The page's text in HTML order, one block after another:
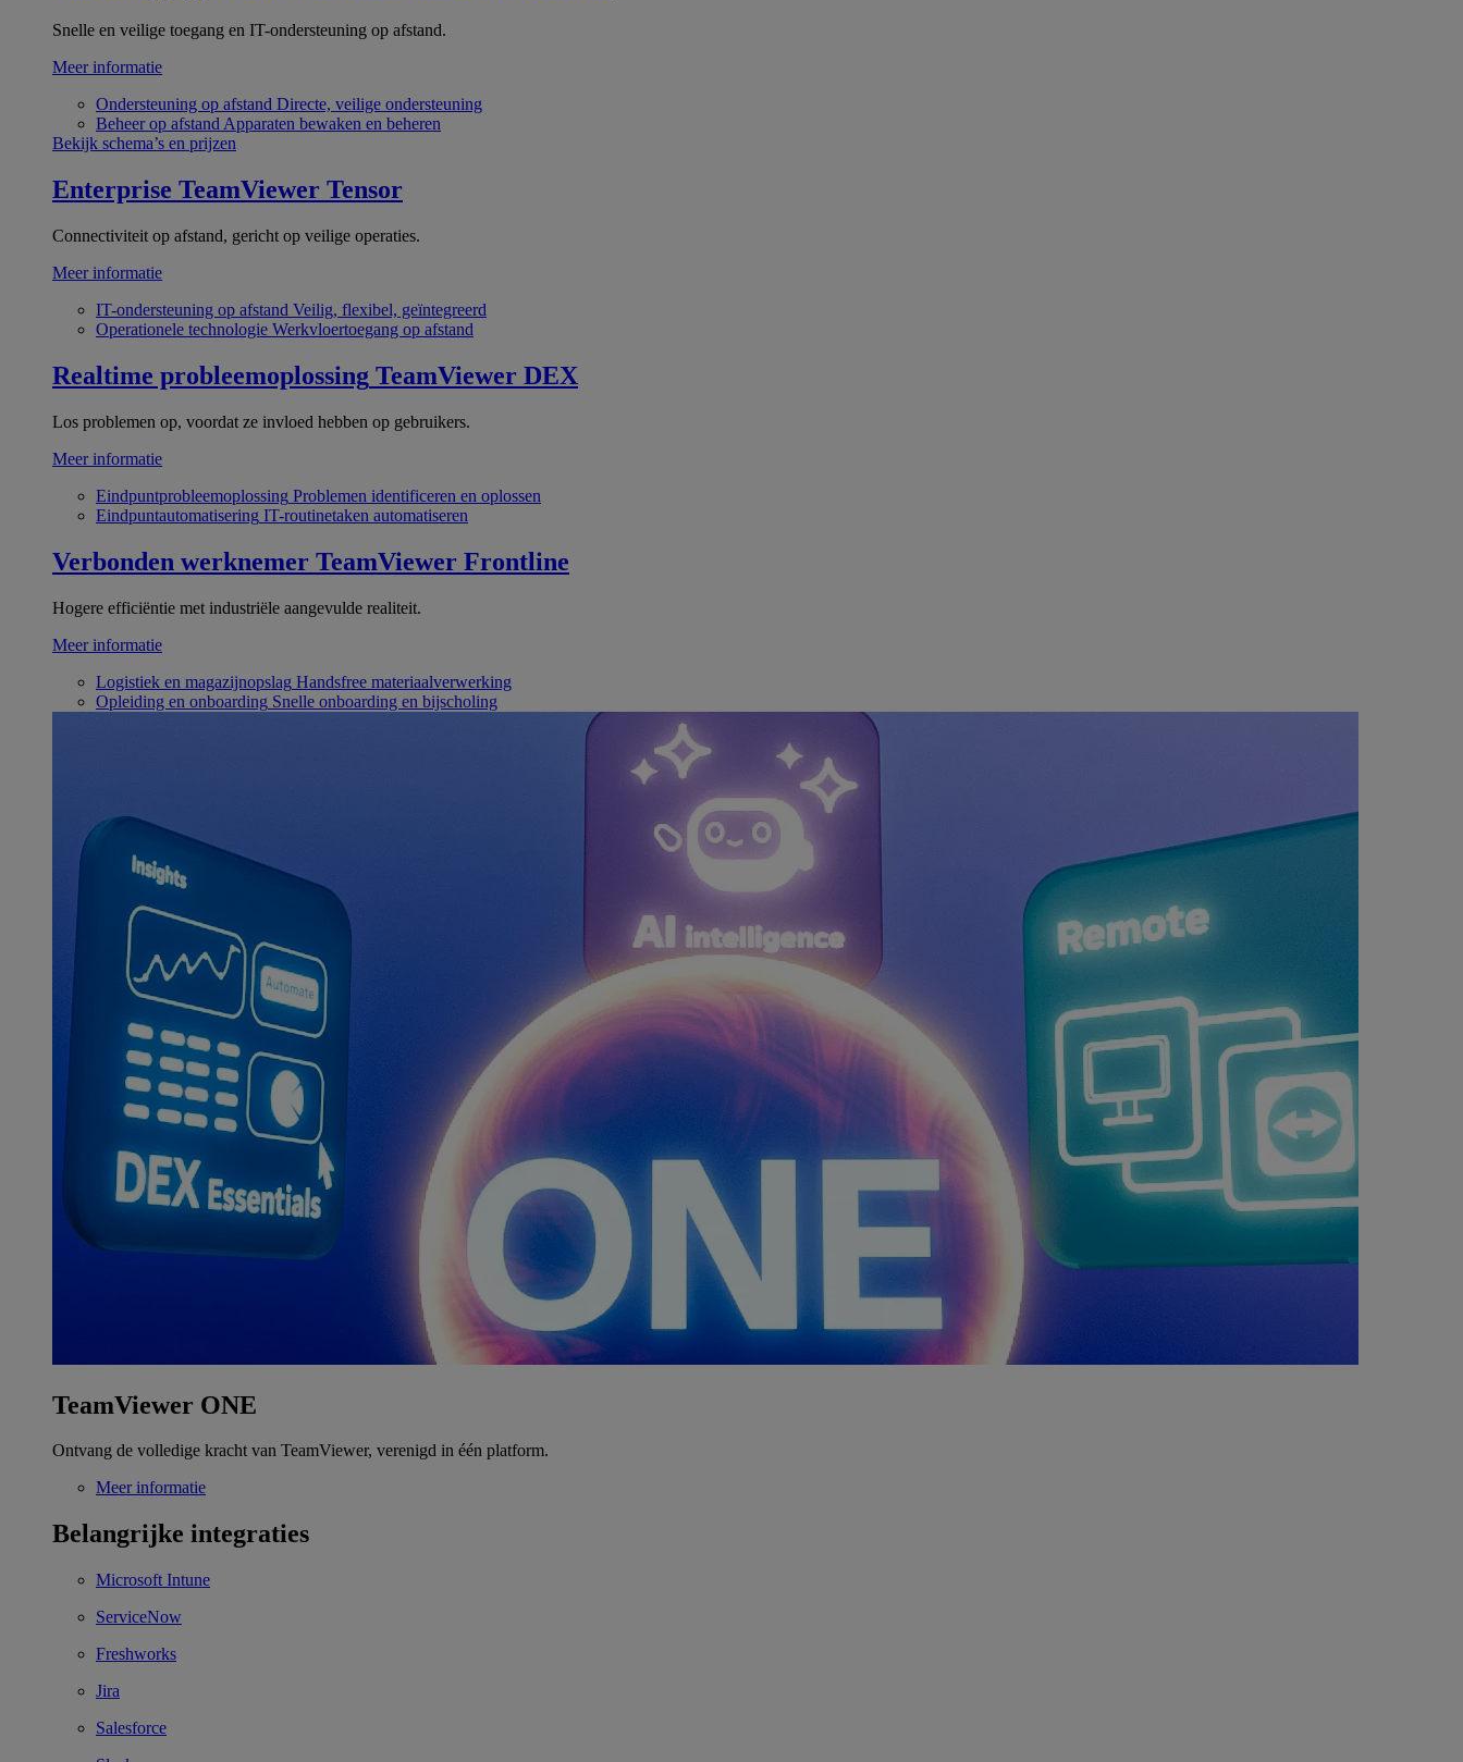
Snelle en veilige toegang en IT-ondersteuning op afstand.
Meer informatie
Ondersteuning op afstand Directe, veilige ondersteuning
Beheer op afstand Apparaten bewaken en beheren
Bekijk schema’s en prijzen
Enterprise TeamViewer Tensor
Connectiviteit op afstand, gericht op veilige operaties.
Meer informatie
IT-ondersteuning op afstand Veilig, flexibel, geïntegreerd
Operationele technologie Werkvloertoegang op afstand
Realtime probleemoplossing TeamViewer DEX
Los problemen op, voordat ze invloed hebben op gebruikers.
Meer informatie
Eindpuntprobleemoplossing Problemen identificeren en oplossen
Eindpuntautomatisering IT-routinetaken automatiseren
Verbonden werknemer TeamViewer Frontline
Hogere efficiëntie met industriële aangevulde realiteit.
Meer informatie
Logistiek en magazijnopslag Handsfree materiaalverwerking
Opleiding en onboarding Snelle onboarding en bijscholing
TeamViewer ONE
Ontvang de volledige kracht van TeamViewer, verenigd in één platform.
Meer informatie
Belangrijke integraties
Microsoft Intune
ServiceNow
Freshworks
Jira
Salesforce